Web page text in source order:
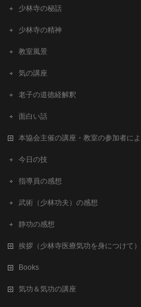
少林寺の秘話
少林寺の精神
教室風景
気の講座
老子の道徳経解釈
面白い話
本協会主催の講座・教室の参加者に
今日の技
指導員の感想
武術（少林功夫）の感想
静功の感想
挨拶（少林寺医療気功を身につけて）
Books
気功＆気功の講座